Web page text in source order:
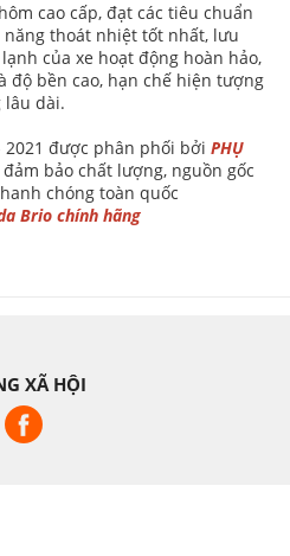
cao cấp, đạt các tiêu chuẩn
năng thoát nhiệt tốt nhất, lưu
của xe hoạt động hoàn hảo,
độ bền cao, hạn chế hiện tượng
lâu dài.
2021 được phân phối bởi PHỤ
đảm bảo chất lượng, nguồn gốc
chóng toàn quốc
Brio chính hãng
XÃ HỘI